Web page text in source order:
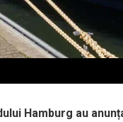
Hamburg au